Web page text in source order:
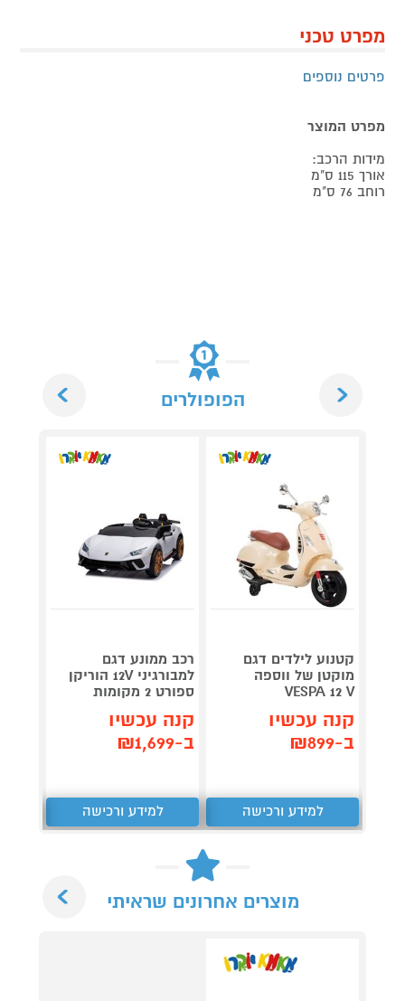
מפרט טכני
פרטים נוספים
מפרט המוצר
מידות הרכב:
אורך 115 ס"מ
רוחב 76 ס"מ
הפופולרים
קטנוע לילדים דגם
מוקטן של ווספה
VESPA 12 V
קנה עכשיו
ב-₪899
למידע ורכישה
רכב ממונע דגם
למבורגיני 12V הוריקן
ספורט 2 מקומות
קנה עכשיו
ב-₪1,699
למידע ורכישה
מוצרים אחרונים שראיתי